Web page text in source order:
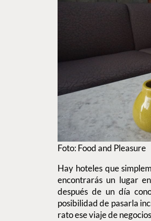
Foto: Food and Pleasure
Hay hoteles que
encontrarás un lugar
después de un día
posibilidad de pasarla
rato ese viaje de